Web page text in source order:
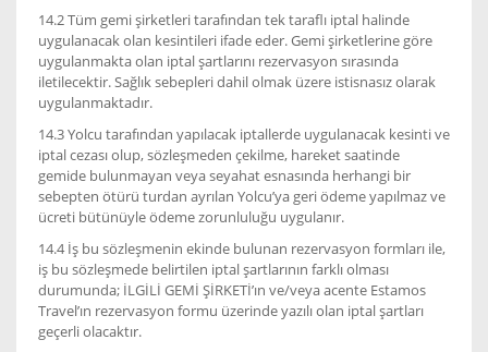
14.2 Tüm gemi şirketleri tarafından tek taraflı iptal halinde
uygulanacak olan kesintileri ifade eder. Gemi şirketlerine göre
uygulanmakta olan iptal şartlarını rezervasyon sırasında
iletilecektir. Sağlık sebepleri dahil olmak üzere istisnasız olarak
uygulanmaktadır.
14.3 Yolcu tarafından yapılacak iptallerde uygulanacak kesinti ve
iptal cezası olup, sözleşmeden çekilme, hareket saatinde
gemide bulunmayan veya seyahat esnasında herhangi bir
sebepten ötürü turdan ayrılan Yolcu’ya geri ödeme yapılmaz ve
ücreti bütünüyle ödeme zorunluluğu uygulanır.
14.4 İş bu sözleşmenin ekinde bulunan rezervasyon formları ile,
iş bu sözleşmede belirtilen iptal şartlarının farklı olması
durumunda; İLGİLİ GEMİ ŞİRKETİ’ın ve/veya acente Estamos
Travel’ın rezervasyon formu üzerinde yazılı olan iptal şartları
geçerli olacaktır.